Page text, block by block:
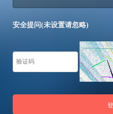
安全提问(未设置请忽略)